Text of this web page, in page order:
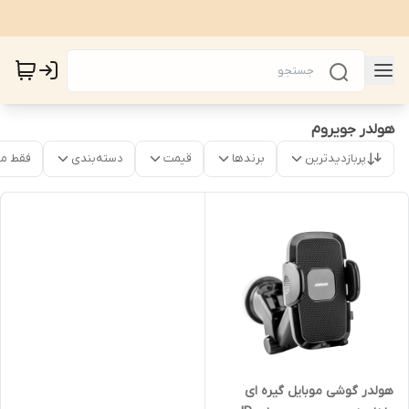
هولدر جویروم
پربازدیدترین برندها قیمت دسته‌بندی فقط
هولدر گوشی موبایل گیره ای